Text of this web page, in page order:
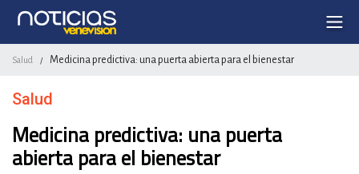
Salud / Medicina predictiva: una puerta abierta para el bienestar
Salud
Medicina predictiva: una puerta
abierta para el bienestar